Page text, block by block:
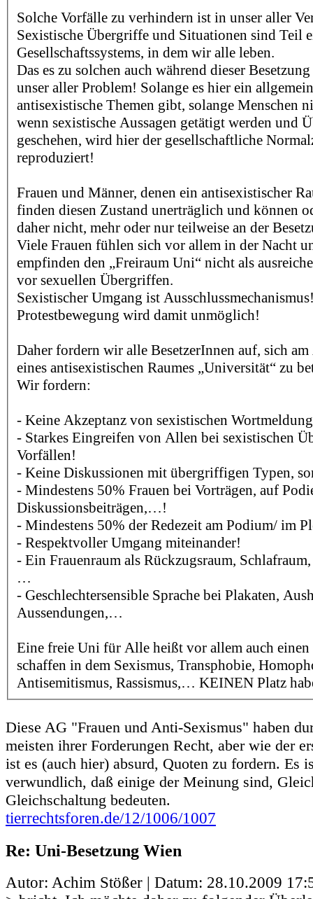
Solche Vorfälle zu verhindern ist in unser aller
Sexistische Übergriffe und Situationen sind Teil
Gesellschaftssystems, in dem wir alle leben.
Das es zu solchen auch während dieser
unser aller Problem! Solange es hier ein
antisexistische Themen gibt, solange Menschen
wenn sexistische Aussagen getätigt werden und
geschehen, wird hier der gesellschaftliche
reproduziert!
Frauen und Männer, denen ein antisexistischer
finden diesen Zustand unerträglich und können
daher nicht, mehr oder nur teilweise an der
Viele Frauen fühlen sich vor allem in der Nacht
empfinden den „Freiraum Uni“ nicht als
vor sexuellen Übergriffen.
Sexistischer Umgang ist
Protestbewegung wird damit unmöglich!
Daher fordern wir alle BesetzerInnen auf, sich
eines antisexistischen Raumes „Universität“ zu
Wir fordern:
- Keine Akzeptanz von sexistischen
- Starkes Eingreifen von Allen bei sexistischen
Vorfällen!
- Keine Diskussionen mit übergriffigen Typen,
- Mindestens 50% Frauen bei Vorträgen, auf
Diskussionsbeiträgen,…!
- Mindestens 50% der Redezeit am Podium/ im
- Respektvoller Umgang miteinander!
- Ein Frauenraum als Rückzugsraum,
…
- Geschlechtersensible Sprache bei Plakaten,
Aussendungen,…
Eine freie Uni für Alle heißt vor allem auch einen
schaffen in dem Sexismus, Transphobie,
Antisemitismus, Rassismus,… KEINEN Platz
Diese AG "Frauen und Anti-Sexismus" haben
meisten ihrer Forderungen Recht, aber wie der
ist es (auch hier) absurd, Quoten zu fordern. Es
verwundlich, daß einige der Meinung sind,
Gleichschaltung bedeuten.
tierrechtsforen.de/12/1006/1007
Re: Uni-Besetzung Wien
Autor: Achim Stößer | Datum: 28.10.2009